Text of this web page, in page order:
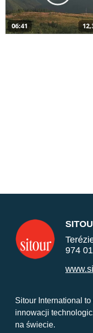
06:41
974
Sitour International
innowacji
na świecie.